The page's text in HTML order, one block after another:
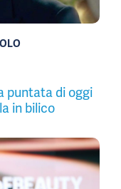
puntata di oggi
in bilico